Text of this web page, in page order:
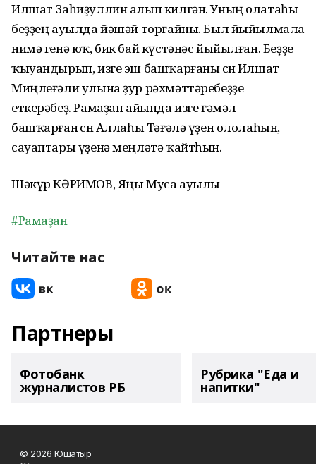
Илшат Заһиҙуллин алып килгән. Уның олатаһы
беҙҙең ауылда йәшәй торғайны. Был йыйылмала
нимә генә юҡ, бик бай күстәнәс йыйылған. Беҙҙе
ҡыуандырып, изге эш башҡарғаны өсөн Илшат
Миңлеғәли улына ҙур рәхмәттәребеҙҙе
еткерәбеҙ. Рамаҙан айында изге ғәмәл
башҡарған өсөн Аллаһы Тәғәлә үҙен ололаһын,
сауаптары үҙенә меңләтә ҡайтһын.
Шәкүр КӘРИМОВ, Яңы Муса ауылы
#Рамаҙан
Читайте нас
Партнеры
Фотобанк
журналистов РБ
Рубрика "Еда и
напитки"
© 2026 Юшатыр